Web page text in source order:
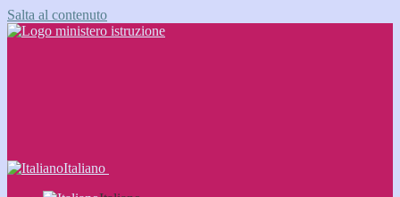
Salta al contenuto
Italiano